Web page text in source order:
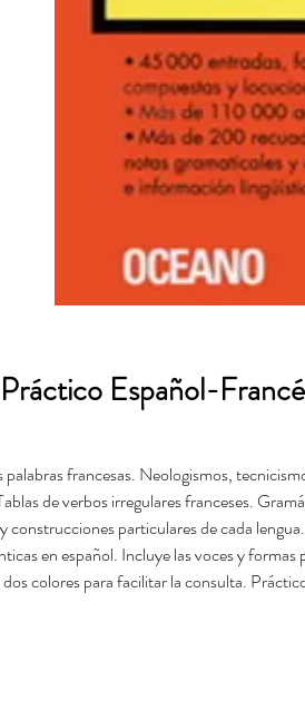
Español-
francesas. Neologismos,
de verbos irregulares franceses.
construcciones particulares de cada lengua.
en español. Incluye las voces y formas
colores para facilitar la consulta.